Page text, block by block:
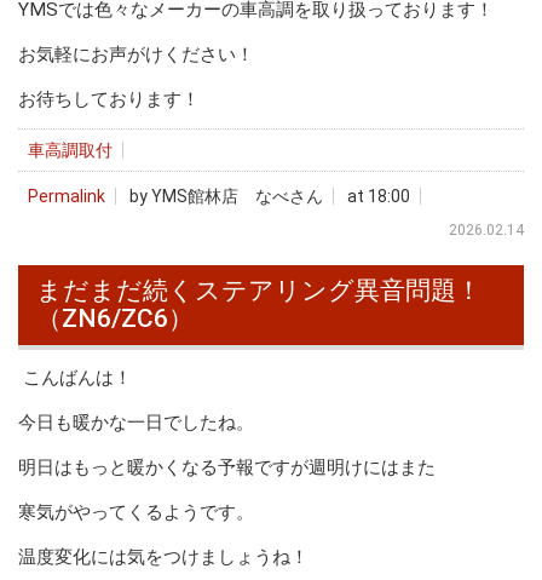
YMSでは色々なメーカーの車高調を取り扱っております！
お気軽にお声がけください！
お待ちしております！
車高調取付
Permalink by YMS館林店 なべさん at 18:00
2026.02.14
まだまだ続くステアリング異音問題！
（ZN6/ZC6）
こんばんは！
今日も暖かな一日でしたね。
明日はもっと暖かくなる予報ですが週明けにはまた
寒気がやってくるようです。
温度変化には気をつけましょうね！